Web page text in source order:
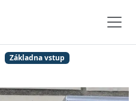
Základna vstup